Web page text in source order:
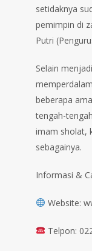
setidaknya
pemimpin di
Putri
Selain
beberapa
tengah-
imam sholat,
sebagainya.
Informasi &
Website:
Telpon: